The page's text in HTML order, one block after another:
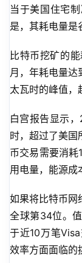
当于美国住宅
是，其耗电量是
比特币挖矿的
月，年耗电量
太瓦时的峰值，
白宫报告显示
时，超过了美国
币交易需要消
用电量，能源成
如果将比特币网
全球第34位。
于近10万笔
效率方面面临的